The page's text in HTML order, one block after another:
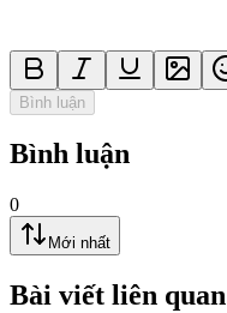
Bình luận
Bình luận
0
Mới nhất
Bài viết liên quan